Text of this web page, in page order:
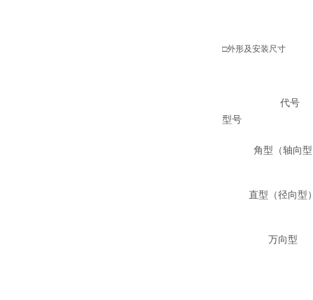
□外形及安装尺寸
代号
型号
角型（轴向型
直型（径向型
万向型